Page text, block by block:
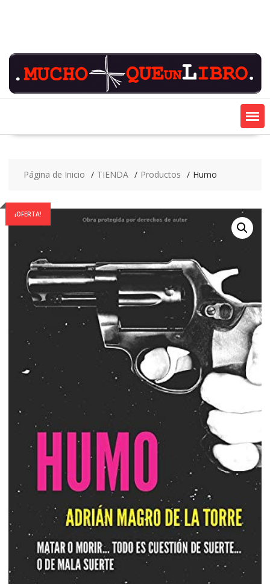
Página de Inicio TIENDA Productos Humo
¡OFERTA!